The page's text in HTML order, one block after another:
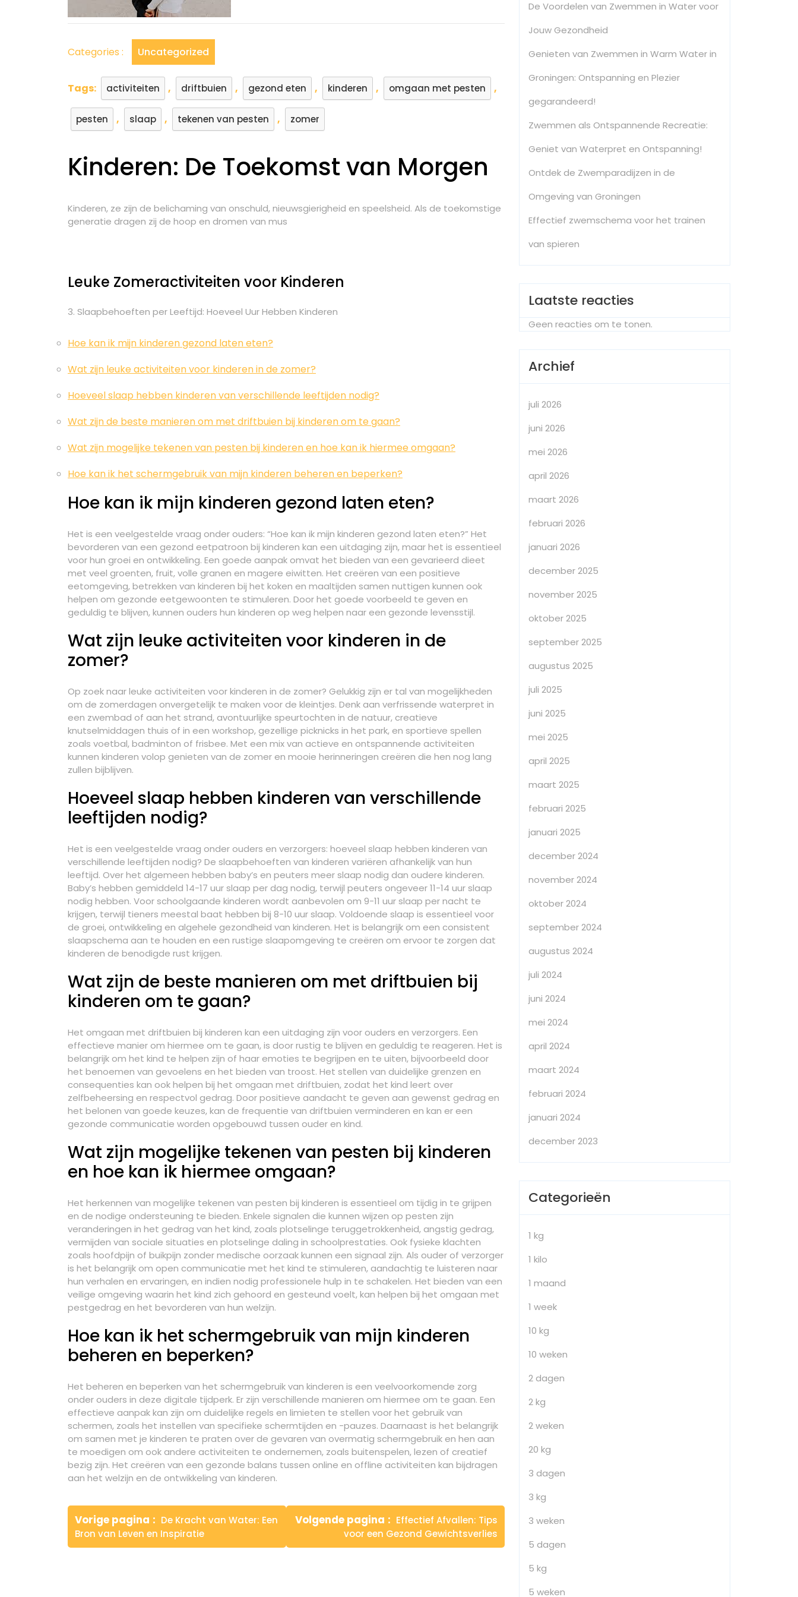
Categories : Uncategorized
Tags: activiteiten , driftbuien , gezond eten , kinderen , omgaan met pesten ,
pesten , slaap , tekenen van pesten , zomer
Kinderen: De Toekomst van Morgen
Kinderen, ze zijn de belichaming van onschuld, nieuwsgierigheid en speelsheid. Als de toekomstige
generatie dragen zij de hoop en dromen van mus
Leuke Zomeractiviteiten voor Kinderen
3. Slaapbehoeften per Leeftijd: Hoeveel Uur Hebben Kinderen
Hoe kan ik mijn kinderen gezond laten eten?
Wat zijn leuke activiteiten voor kinderen in de zomer?
Hoeveel slaap hebben kinderen van verschillende leeftijden nodig?
Wat zijn de beste manieren om met driftbuien bij kinderen om te gaan?
Wat zijn mogelijke tekenen van pesten bij kinderen en hoe kan ik hiermee omgaan?
Hoe kan ik het schermgebruik van mijn kinderen beheren en beperken?
Hoe kan ik mijn kinderen gezond laten eten?
Het is een veelgestelde vraag onder ouders: “Hoe kan ik mijn kinderen gezond laten eten?” Het
bevorderen van een gezond eetpatroon bij kinderen kan een uitdaging zijn, maar het is essentieel
voor hun groei en ontwikkeling. Een goede aanpak omvat het bieden van een gevarieerd dieet
met veel groenten, fruit, volle granen en magere eiwitten. Het creëren van een positieve
eetomgeving, betrekken van kinderen bij het koken en maaltijden samen nuttigen kunnen ook
helpen om gezonde eetgewoonten te stimuleren. Door het goede voorbeeld te geven en
geduldig te blijven, kunnen ouders hun kinderen op weg helpen naar een gezonde levensstijl.
Wat zijn leuke activiteiten voor kinderen in de
zomer?
Op zoek naar leuke activiteiten voor kinderen in de zomer? Gelukkig zijn er tal van mogelijkheden
om de zomerdagen onvergetelijk te maken voor de kleintjes. Denk aan verfrissende waterpret in
een zwembad of aan het strand, avontuurlijke speurtochten in de natuur, creatieve
knutselmiddagen thuis of in een workshop, gezellige picknicks in het park, en sportieve spellen
zoals voetbal, badminton of frisbee. Met een mix van actieve en ontspannende activiteiten
kunnen kinderen volop genieten van de zomer en mooie herinneringen creëren die hen nog lang
zullen bijblijven.
Hoeveel slaap hebben kinderen van verschillende
leeftijden nodig?
Het is een veelgestelde vraag onder ouders en verzorgers: hoeveel slaap hebben kinderen van
verschillende leeftijden nodig? De slaapbehoeften van kinderen variëren afhankelijk van hun
leeftijd. Over het algemeen hebben baby’s en peuters meer slaap nodig dan oudere kinderen.
Baby’s hebben gemiddeld 14-17 uur slaap per dag nodig, terwijl peuters ongeveer 11-14 uur slaap
nodig hebben. Voor schoolgaande kinderen wordt aanbevolen om 9-11 uur slaap per nacht te
krijgen, terwijl tieners meestal baat hebben bij 8-10 uur slaap. Voldoende slaap is essentieel voor
de groei, ontwikkeling en algehele gezondheid van kinderen. Het is belangrijk om een consistent
slaapschema aan te houden en een rustige slaapomgeving te creëren om ervoor te zorgen dat
kinderen de benodigde rust krijgen.
Wat zijn de beste manieren om met driftbuien bij
kinderen om te gaan?
Het omgaan met driftbuien bij kinderen kan een uitdaging zijn voor ouders en verzorgers. Een
effectieve manier om hiermee om te gaan, is door rustig te blijven en geduldig te reageren. Het is
belangrijk om het kind te helpen zijn of haar emoties te begrijpen en te uiten, bijvoorbeeld door
het benoemen van gevoelens en het bieden van troost. Het stellen van duidelijke grenzen en
consequenties kan ook helpen bij het omgaan met driftbuien, zodat het kind leert over
zelfbeheersing en respectvol gedrag. Door positieve aandacht te geven aan gewenst gedrag en
het belonen van goede keuzes, kan de frequentie van driftbuien verminderen en kan er een
gezonde communicatie worden opgebouwd tussen ouder en kind.
Wat zijn mogelijke tekenen van pesten bij kinderen
en hoe kan ik hiermee omgaan?
Het herkennen van mogelijke tekenen van pesten bij kinderen is essentieel om tijdig in te grijpen
en de nodige ondersteuning te bieden. Enkele signalen die kunnen wijzen op pesten zijn
veranderingen in het gedrag van het kind, zoals plotselinge teruggetrokkenheid, angstig gedrag,
vermijden van sociale situaties en plotselinge daling in schoolprestaties. Ook fysieke klachten
zoals hoofdpijn of buikpijn zonder medische oorzaak kunnen een signaal zijn. Als ouder of verzorger
is het belangrijk om open communicatie met het kind te stimuleren, aandachtig te luisteren naar
hun verhalen en ervaringen, en indien nodig professionele hulp in te schakelen. Het bieden van een
veilige omgeving waarin het kind zich gehoord en gesteund voelt, kan helpen bij het omgaan met
pestgedrag en het bevorderen van hun welzijn.
Hoe kan ik het schermgebruik van mijn kinderen
beheren en beperken?
Het beheren en beperken van het schermgebruik van kinderen is een veelvoorkomende zorg
onder ouders in deze digitale tijdperk. Er zijn verschillende manieren om hiermee om te gaan. Een
effectieve aanpak kan zijn om duidelijke regels en limieten te stellen voor het gebruik van
schermen, zoals het instellen van specifieke schermtijden en -pauzes. Daarnaast is het belangrijk
om samen met je kinderen te praten over de gevaren van overmatig schermgebruik en hen aan
te moedigen om ook andere activiteiten te ondernemen, zoals buitenspelen, lezen of creatief
bezig zijn. Het creëren van een gezonde balans tussen online en offline activiteiten kan bijdragen
aan het welzijn en de ontwikkeling van kinderen.
Berichtnavigatie
Vorige pagina
De Kracht van Water: Een
Bron van Leven en Inspiratie
Volgende pagina
Effectief Afvallen: Tips
voor een Gezond Gewichtsverlies
De Voordelen van Zwemmen in Water voor
Jouw Gezondheid
Genieten van Zwemmen in Warm Water in
Groningen: Ontspanning en Plezier
gegarandeerd!
Zwemmen als Ontspannende Recreatie:
Geniet van Waterpret en Ontspanning!
Ontdek de Zwemparadijzen in de
Omgeving van Groningen
Effectief zwemschema voor het trainen
van spieren
Laatste reacties
Geen reacties om te tonen.
Archief
juli 2026
juni 2026
mei 2026
april 2026
maart 2026
februari 2026
januari 2026
december 2025
november 2025
oktober 2025
september 2025
augustus 2025
juli 2025
juni 2025
mei 2025
april 2025
maart 2025
februari 2025
januari 2025
december 2024
november 2024
oktober 2024
september 2024
augustus 2024
juli 2024
juni 2024
mei 2024
april 2024
maart 2024
februari 2024
januari 2024
december 2023
Categorieën
1 kg
1 kilo
1 maand
1 week
10 kg
10 weken
2 dagen
2 kg
2 weken
20 kg
3 dagen
3 kg
3 weken
5 dagen
5 kg
5 weken